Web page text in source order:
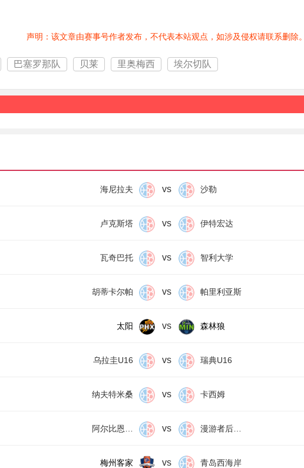
声明：该文章由赛事号作者发布，不代表本站观点，如涉及侵权请联系删除。
巴塞罗那队 贝莱 里奥梅西 埃尔切队
海尼拉夫 vs 沙勒
卢克斯塔 vs 伊特宏达
瓦奇巴托 vs 智利大学
胡蒂卡尔帕 vs 帕里利亚斯
太阳 vs 森林狼
乌拉圭U16 vs 瑞典U16
纳夫特米桑 vs 卡西姆
vs
梅州客家 vs 青岛西海岸